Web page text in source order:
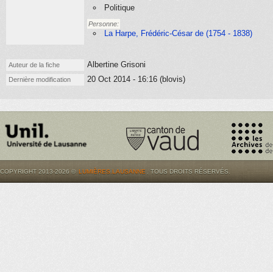
Politique
Personne:
La Harpe, Frédéric-César de (1754 - 1838)
Auteur de la fiche Albertine Grisoni
Dernière modification 20 Oct 2014 - 16:16 (blovis)
COPYRIGHT 2013-2026 © LUMIÈRES.LAUSANNE . TOUS DROITS RÉSERVÉS.